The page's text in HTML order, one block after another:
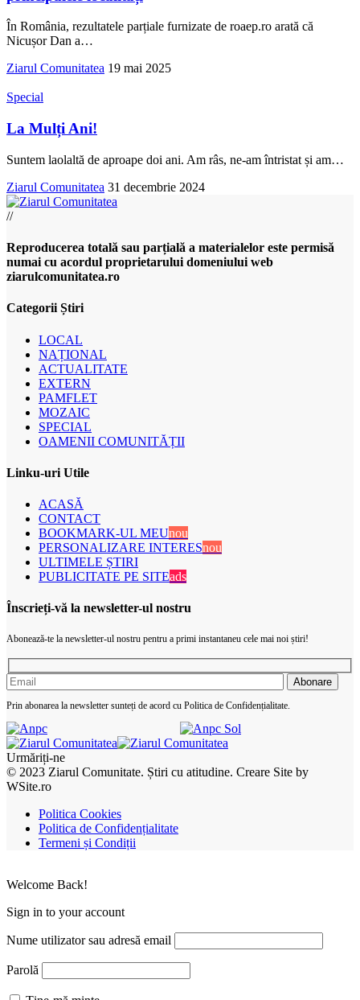
În România, rezultatele parțiale furnizate de roaep.ro arată că
Nicușor Dan a…
Ziarul Comunitatea 19 mai 2025
Special
La Mulți Ani!
Suntem laolaltă de aproape doi ani. Am râs, ne-am întristat și am…
Ziarul Comunitatea 31 decembrie 2024
//
Reproducerea totală sau parțială a materialelor este permisă
numai cu acordul proprietarului domeniului web
ziarulcomunitatea.ro
Categorii Știri
LOCAL
NAȚIONAL
ACTUALITATE
EXTERN
PAMFLET
MOZAIC
SPECIAL
OAMENII COMUNITĂȚII
Linku-uri Utile
ACASĂ
CONTACT
BOOKMARK-UL MEUnou
PERSONALIZARE INTERESnou
ULTIMELE ȘTIRI
PUBLICITATE PE SITEads
Înscrieți-vă la newsletter-ul nostru
Abonează-te la newsletter-ul nostru pentru a primi instantaneu cele mai noi știri!
Prin abonarea la newsletter sunteți de acord cu Politica de Confidențialitate.
Urmăriți-ne
© 2023 Ziarul Comunitate. Știri cu atitudine. Creare Site by
WSite.ro
Politica Cookies
Politica de Confidențialitate
Termeni și Condiții
Welcome Back!
Sign in to your account
Nume utilizator sau adresă email
Parolă